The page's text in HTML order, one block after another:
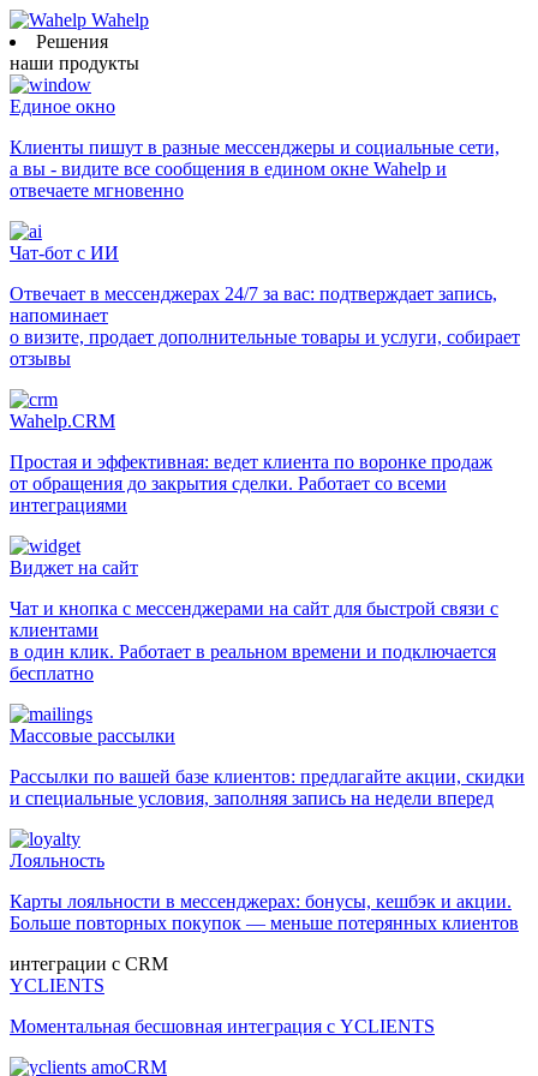
Wahelp
Решения
наши продукты
Единое окно
Клиенты пишут в разные мессенджеры и социальные сети,
а вы - видите все сообщения в едином окне Wahelp и
отвечаете мгновенно
Чат-бот с ИИ
Отвечает в мессенджерах 24/7 за вас: подтверждает запись,
напоминает
о визите, продает дополнительные товары и услуги, собирает
отзывы
Wahelp.CRM
Простая и эффективная: ведет клиента по воронке продаж
от обращения до закрытия сделки. Работает со всеми
интеграциями
Виджет на сайт
Чат и кнопка с мессенджерами на сайт для быстрой связи с
клиентами
в один клик. Работает в реальном времени и подключается
бесплатно
Массовые рассылки
Рассылки по вашей базе клиентов: предлагайте акции, скидки
и специальные условия, заполняя запись на недели вперед
Лояльность
Карты лояльности в мессенджерах: бонусы, кешбэк и акции.
Больше повторных покупок — меньше потерянных клиентов
интеграции с CRM
YCLIENTS
Моментальная бесшовная интеграция с YCLIENTS
amoCRM